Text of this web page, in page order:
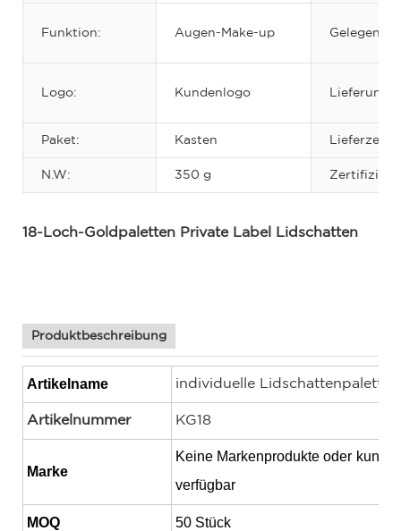
Funktion: Augen-Make-up
Logo: Kundenlogo Lieferung:
Paket: Kasten Lieferzeit:
N.W: 350 g
18-Loch-Goldpaletten Private Label Lidschatten
Produktbeschreibung
Artikelname individuelle Lidschattenpalette
Artikelnummer KG18
Marke
Keine Markenprodukte oder
verfügbar
MOQ 50 Stück